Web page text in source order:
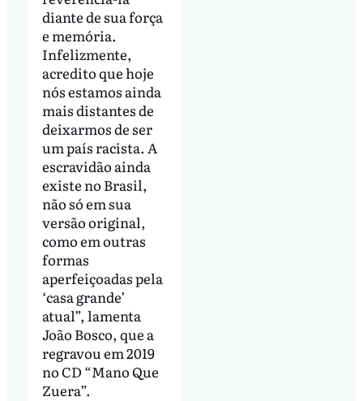
diante de sua força
e memória.
Infelizmente,
acredito que hoje
nós estamos ainda
mais distantes de
deixarmos de ser
um país racista. A
escravidão ainda
existe no Brasil,
não só em sua
versão original,
como em outras
formas
aperfeiçoadas pela
‘casa grande’
atual”, lamenta
João Bosco, que a
regravou em 2019
no CD “Mano Que
Zuera”.